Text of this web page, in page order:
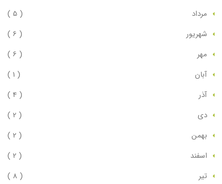
مرداد
( 5 )
شهريور
( 6 )
مهر
( 6 )
آبان
( 1 )
آذر
( 4 )
دي
( 2 )
بهمن
( 2 )
اسفند
( 2 )
تير
( 8 )